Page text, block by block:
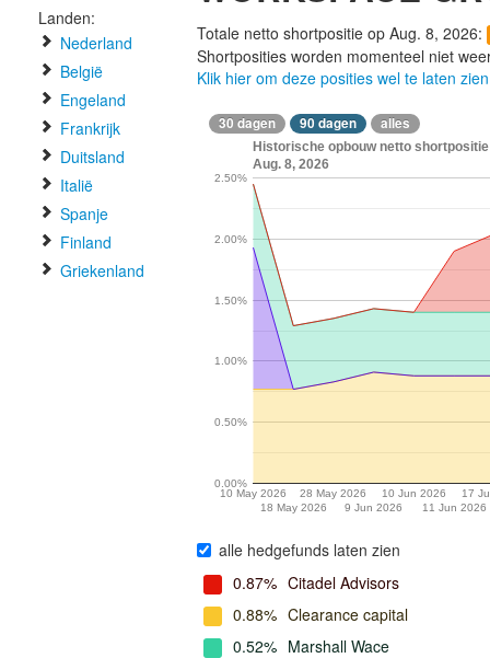
Landen:
Nederland
België
Engeland
Frankrijk
Duitsland
Italië
Spanje
Finland
Griekenland
Totale netto shortpositie op Aug. 8, 2026:
Shortposities worden momenteel niet
Klik hier om deze posities wel te laten zien
30 dagen 90 dagen alles
Historische opbouw netto shortpositie
Aug. 8, 2026
10 May 2026
18 May 2026
28 May 2026
9 Jun 2026
10 Jun 2026
11 Jun 2026
17
0.00%
0.50%
1.00%
1.50%
2.00%
2.50%
alle hedgefunds laten zien
0.87% Citadel Advisors
0.88% Clearance capital
0.52% Marshall Wace